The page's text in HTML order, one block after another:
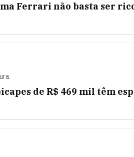
Ferrari não basta ser
de R$ 469 mil têm